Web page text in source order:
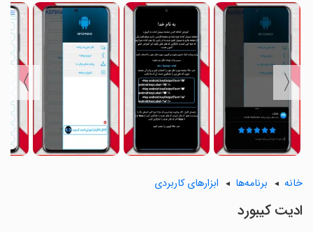
〈
〉
خانه برنامه‌ها ابزارهای کاربردی
ادیت کیبورد